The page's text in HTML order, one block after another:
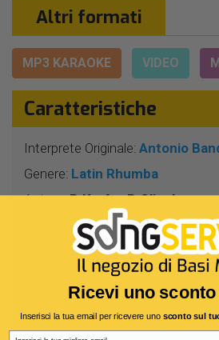
Altri formati
MP3 KARAOKE VIDEO
Caratteristiche
Interprete Originale: Antonio
Genere: Latin Rhumba
Autore:R.Kraft - R.Glincher
4 Min 16 Sec
Segnatura:4/4
Tonalità: SOL -
Harmonizer:Sì
Ricevi uno sconto
Inserisci la tua email per ricevere uno sconto sul